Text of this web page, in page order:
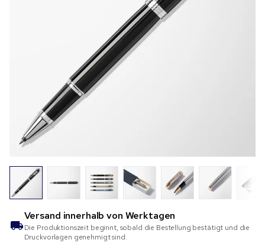
Versand innerhalb von Werktagen
Die Produktionszeit beginnt, sobald die Bestellung bestätigt und die
Druckvorlagen genehmigt sind.